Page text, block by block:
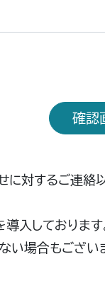
確認
に対するご連絡
入しております
場合もござい